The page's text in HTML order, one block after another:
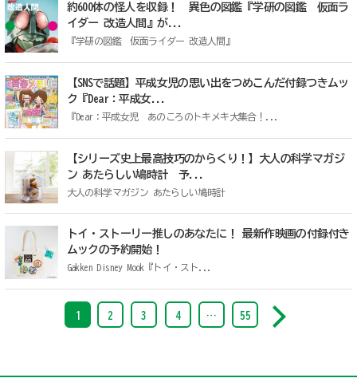
約600体の怪人を収録！ 異色の図鑑『学研の図鑑 仮面ラ
イダー 改造人間』が...
『学研の図鑑 仮面ライダー 改造人間』
【SNSで話題】平成女児の思い出をつめこんだ付録つきムッ
ク『Dear：平成女...
『Dear：平成女児 あのころのトキメキ大集合！...
【シリーズ史上最高技巧のからくり！】大人の科学マガジ
ン あたらしい鳩時計 予...
大人の科学マガジン あたらしい鳩時計
トイ・ストーリー推しのあなたに！ 最新作映画の付録付き
ムックの予約開始！
Gakken Disney Mook『トイ・スト...
1 2 3 4 … 55